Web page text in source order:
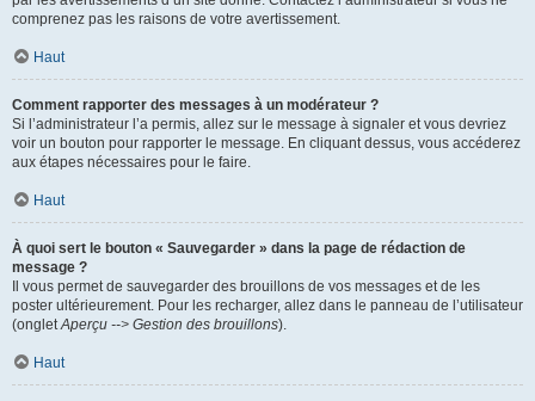
comprenez pas les raisons de votre avertissement.
Haut
Comment rapporter des messages à un modérateur ?
Si l’administrateur l’a permis, allez sur le message à signaler et vous devriez
voir un bouton pour rapporter le message. En cliquant dessus, vous accéderez
aux étapes nécessaires pour le faire.
Haut
À quoi sert le bouton « Sauvegarder » dans la page de rédaction de
message ?
Il vous permet de sauvegarder des brouillons de vos messages et de les
poster ultérieurement. Pour les recharger, allez dans le panneau de l’utilisateur
(ongletAperçu --> Gestion des brouillons).
Haut